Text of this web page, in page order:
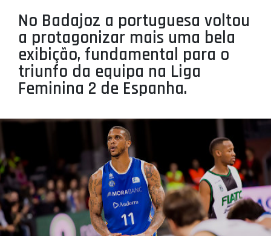
SELEÇÕES
MINIBASQUETE
ÁREA TÉCNICA
PROJETOS
LIGA BETCLIC FEMININA
No Badajoz a portuguesa voltou
a protagonizar mais uma bela
exibição, fundamental para o
triunfo da equipa na Liga
Feminina 2 de Espanha.